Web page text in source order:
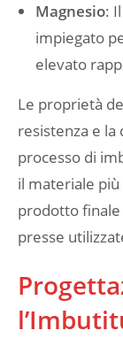
Magnesio:
impiegato
elevato
Le proprietà
resistenza e
processo di
il materiale
prodotto finale
presse